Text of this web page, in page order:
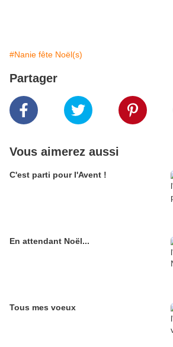
#Nanie fête Noël(s)
Partager
Vous aimerez aussi
C'est parti pour l'Avent !
En attendant Noël...
Tous mes voeux